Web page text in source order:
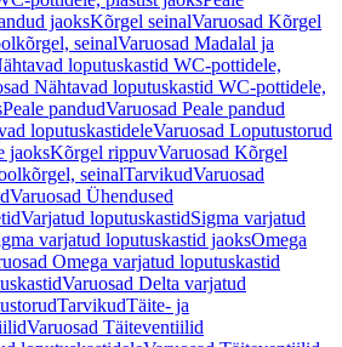
jaoksKõrgel seinalVaruosad Kõrgel
seinalVaruosad Madalal ja
loputuskastid WC-pottidele,
Nähtavad loputuskastid WC-pottidele,
Peale pandudVaruosad Peale pandud
loputuskastideleVaruosad Loputustorud
jaoksKõrgel rippuvVaruosad Kõrgel
seinalTarvikudVaruosad
Varuosad Ühendused
Varjatud loputuskastidSigma varjatud
varjatud loputuskastid jaoksOmega
Omega varjatud loputuskastid
Varuosad Delta varjatud
TarvikudTäite- ja
Varuosad Täiteventiilid